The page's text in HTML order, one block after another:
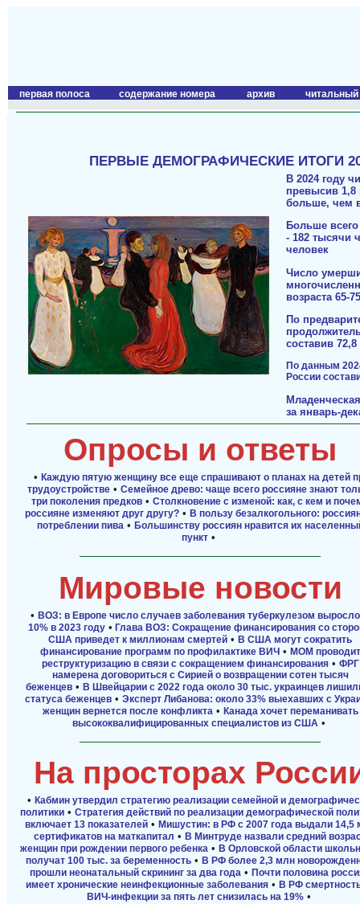
первая полоса содержание номера архив читальный
ПЕРВЫЕ ДЕМОГРАФИЧЕСКИЕ ИТОГИ
В 2024 году
превысив 1,8
больше, чем
Больше
- 182 тысячи
человек
Число
возраста 65-
По
составив 72,8
По данным
России
за январь-
Опросы и ответы
• Каждую пятую женщину все еще спрашивают о планах на детей
трудоустройстве• Семейное древо: чаще всего россияне знают
три поколения предков • Столкновение с изменой: как, с кем и
россияне изменяют друг другу? • В пользу безалкогольного:
потреблении пива• Большинству россиян нравится их
пункт •
Мировые новости
• ВОЗ: в Европе число случаев заболевания туберкулезом
10% в 2023 году• Глава ВОЗ: Сокращение финансирования со
США приведет к миллионам смертей • В США могут сократить
финансирование программ по профилактике ВИЧ• МОМ проводит
реструктуризацию в связи с сокращением финансирования• ФРГ
намерена договориться с Сирией о возвращении сотен тысяч
беженцев• В Швейцарии с 2022 года около 30 тыс. украинцев
статуса беженцев • Эксперт Либанова: около 33% выехавших с
женщин вернется после конфликта • Канада хочет переманивать
высококвалифицированных специалистов из США •
На просторах
• Кабмин утвердил стратегию реализации семейной и
политики • Стратегия действий по реализации демографической
включает 13 показателей• Мишустин: в РФ с 2007 года выдали 14,5
сертификатов на маткапитал • В Минтруде назвали средний
женщин при рождении первого ребенка • В Орловской области
получат 100 тыс. за беременность• В РФ более 2,3 млн
прошли неонатальный скрининг за два года • Почти половина
имеет хронические неинфекционные заболевания • В РФ
ВИЧ-инфекции за пять лет снизилась на 19%•